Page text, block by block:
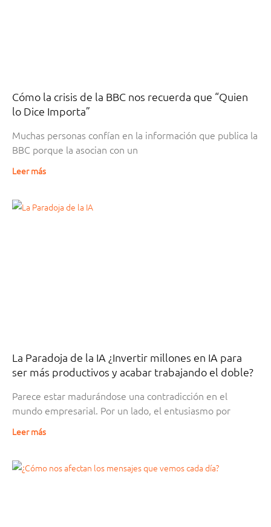
Cómo la crisis de la BBC nos recuerda que “Quien
lo Dice Importa”
Muchas personas confían en la información que publica la
BBC porque la asocian con un
Leer más
La Paradoja de la IA ¿Invertir millones en IA para
ser más productivos y acabar trabajando el doble?
Parece estar madurándose una contradicción en el
mundo empresarial. Por un lado, el entusiasmo por
Leer más